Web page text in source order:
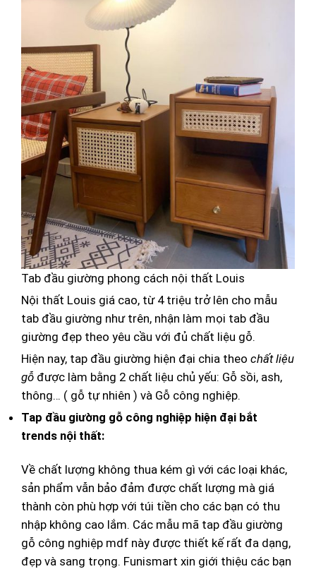
Tab đầu giường phong cách nội thất Louis
Nội thất Louis giá cao, từ 4 triệu trở lên cho mẫu
tab đầu giường như trên, nhận làm mọi tab đầu
giường đẹp theo yêu cầu với đủ chất liệu gỗ.
Hiện nay, tap đầu giường hiện đại chia theo chất liệu
gỗ được làm bằng 2 chất liệu chủ yếu: Gỗ sồi, ash,
thông… ( gỗ tự nhiên ) và Gỗ công nghiệp.
Tap đầu giường gỗ công nghiệp hiện đại bắt
trends nội thất:
Về chất lượng không thua kém gì với các loại khác,
sản phẩm vẫn bảo đảm được chất lượng mà giá
thành còn phù hợp với túi tiền cho các bạn có thu
nhập không cao lắm. Các mẫu mã tap đầu giường
gỗ công nghiệp mdf này được thiết kế rất đa dạng,
đẹp và sang trọng. Funismart xin giới thiệu các bạn